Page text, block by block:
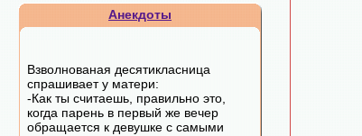
Анекдоты
Взволнованая десятикласница
спрашивает у матери:
-Как ты считаешь, правильно это,
когда парень в первый же вечер
обращается к девушке с самыми